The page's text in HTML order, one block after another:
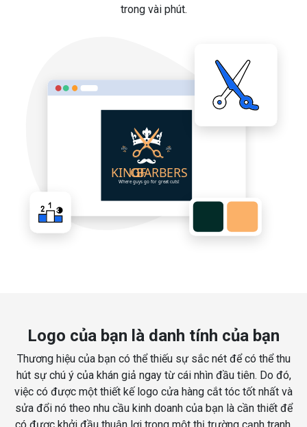
trong vài phút.
Logo của bạn là danh tính của bạn
Thương hiệu của bạn có thể thiếu sự sắc nét để có thể thu
hút sự chú ý của khán giả ngay từ cái nhìn đầu tiên. Do đó,
việc có được một thiết kế logo cửa hàng cắt tóc tốt nhất và
sửa đổi nó theo nhu cầu kinh doanh của bạn là cần thiết để